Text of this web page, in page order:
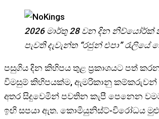
2026 මාර්තු 28 වන දින නිව්යෝර්ක්
පැවති දැවැන්ත “රජුන් එපා”
පසුගිය දින කිහිපය තුළ ප්‍රකාශයට පත්
විමසුම් කිහිපයක්ම, ඇමරිකානු
අතර සිදුවෙමින් පවතින කැපී පෙනෙන
ඉඟි සපයා ඇත. කොමියුනිස්ට්-විරෝධය